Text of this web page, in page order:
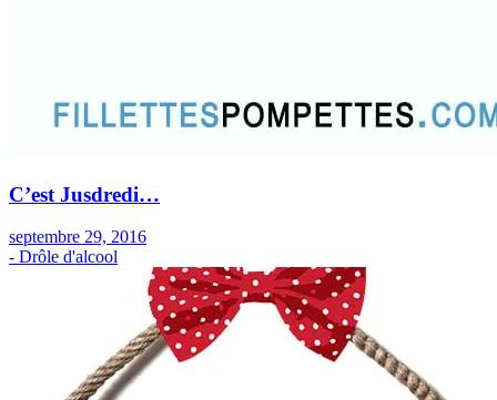
C’est Jusdredi…
septembre 29, 2016
- Drôle d'alcool